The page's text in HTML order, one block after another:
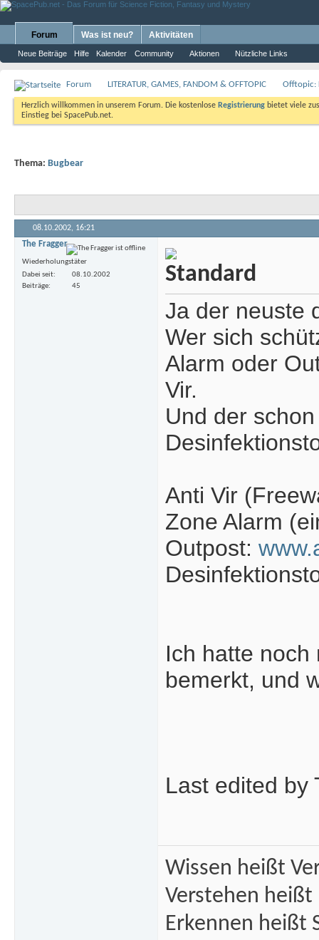
Forum
Neue Beiträge Hilfe Kalender Community Aktionen Nützliche Links
Was ist neu? Aktivitäten
Forum LITERATUR, GAMES, FANDOM & OFFTOPIC Offtopic:
Herzlich willkommen in unserem Forum. Die kostenlose Registrierung bietet viele
Einstieg bei SpacePub.net.
Thema: Bugbear
08.10.2002, 16:21
The Fragger
Wiederholungstäter
Dabei seit
08.10.2002
Beiträge
45
Ja der neuste
Wer sich
Alarm oder
Vir.
Und der
Anti Vir
Zone Alarm
Outpost:
Ich hatte
bemerkt, und
Last edited by
Wissen heißt
Verstehen heißt
Erkennen heißt